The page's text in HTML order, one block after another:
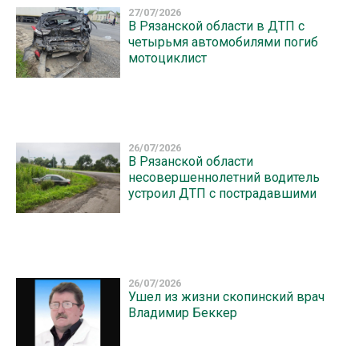
27/07/2026
В Рязанской области в ДТП с
четырьмя автомобилями погиб
мотоциклист
26/07/2026
В Рязанской области
несовершеннолетний водитель
устроил ДТП с пострадавшими
26/07/2026
Ушел из жизни скопинский врач
Владимир Беккер